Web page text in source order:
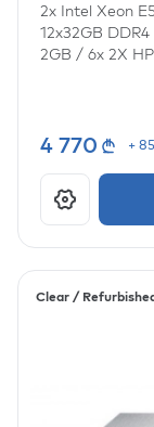
2x Intel Xeon
12x32GB
2GB / 6x 2X
4 770 +
Clear /